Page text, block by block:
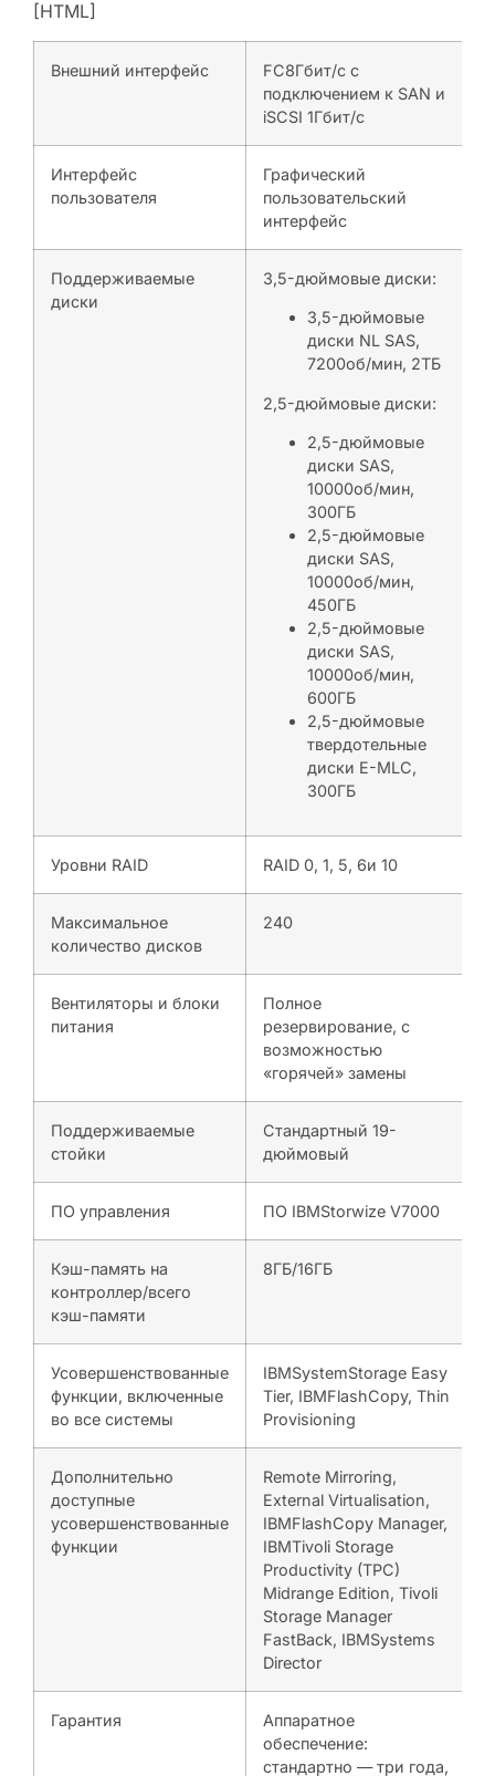
[HTML]
Внешний интерфейс
FC8Гбит/с с
подключением к SAN и
iSCSI 1Гбит/с
Интерфейс
пользователя
Графический
пользовательский
интерфейс
Поддерживаемые
диски
3,5-дюймовые диски:
3,5-дюймовые
диски NL SAS,
7200об/мин, 2ТБ
2,5-дюймовые диски:
2,5-дюймовые
диски SAS,
10000об/мин,
300ГБ
2,5-дюймовые
диски SAS,
10000об/мин,
450ГБ
2,5-дюймовые
диски SAS,
10000об/мин,
600ГБ
2,5-дюймовые
твердотельные
диски E-MLC,
300ГБ
Уровни RAID RAID 0, 1, 5, 6и 10
Максимальное
количество дисков
240
Вентиляторы и блоки
питания
Полное
резервирование, с
возможностью
«горячей» замены
Поддерживаемые
стойки
Стандартный 19-
дюймовый
ПО управления ПО IBMStorwize V7000
Кэш-память на
контроллер/всего
кэш-памяти
8ГБ/16ГБ
Усовершенствованные
функции, включенные
во все системы
IBMSystemStorage Easy
Tier, IBMFlashCopy, Thin
Provisioning
Дополнительно
доступные
усовершенствованные
функции
Remote Mirroring,
External Virtualisation,
IBMFlashCopy Manager,
IBMTivoli Storage
Productivity (TPC)
Midrange Edition, Tivoli
Storage Manager
FastBack, IBMSystems
Director
Гарантия
Аппаратное
обеспечение:
стандартно — три года,